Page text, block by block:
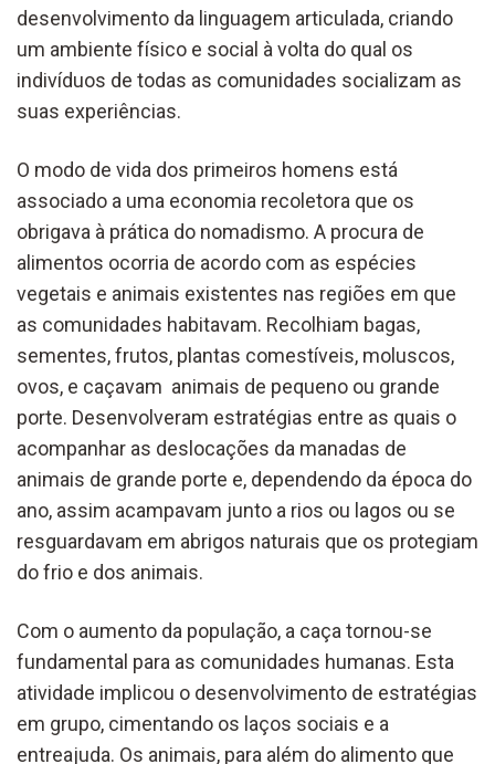
desenvolvimento da linguagem articulada, criando
um ambiente físico e social à volta do qual os
indivíduos de todas as comunidades socializam as
suas experiências.
O modo de vida dos primeiros homens está
associado a uma economia recoletora que os
obrigava à prática do nomadismo. A procura de
alimentos ocorria de acordo com as espécies
vegetais e animais existentes nas regiões em que
as comunidades habitavam. Recolhiam bagas,
sementes, frutos, plantas comestíveis, moluscos,
ovos, e caçavam animais de pequeno ou grande
porte. Desenvolveram estratégias entre as quais o
acompanhar as deslocações da manadas de
animais de grande porte e, dependendo da época do
ano, assim acampavam junto a rios ou lagos ou se
resguardavam em abrigos naturais que os protegiam
do frio e dos animais.
Com o aumento da população, a caça tornou-se
fundamental para as comunidades humanas. Esta
atividade implicou o desenvolvimento de estratégias
em grupo, cimentando os laços sociais e a
entreajuda. Os animais, para além do alimento que